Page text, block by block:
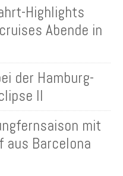
Highlights
Abende in
der Hamburg-
II
mit
aus Barcelona